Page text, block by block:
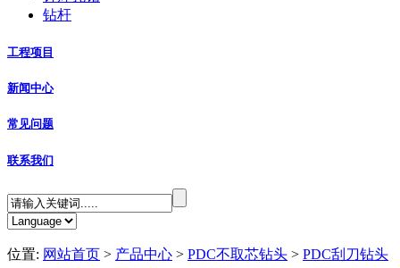
钻杆
工程项目
新闻中心
常见问题
联系我们
位置: 网站首页 > 产品中心 > PDC不取芯钻头 > PDC刮刀钻头